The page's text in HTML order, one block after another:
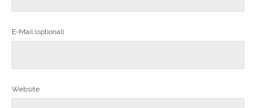
E-Mail (optional)
Website